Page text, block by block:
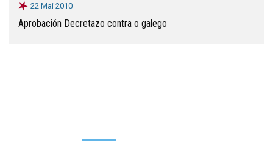
22 Mai 2010
Aprobación Decretazo contra o galego